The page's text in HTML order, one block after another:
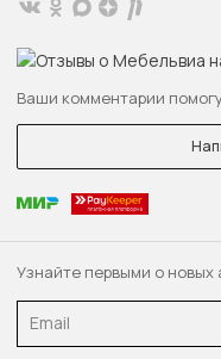
Узнайте первыми о новых
Ваши комментарии